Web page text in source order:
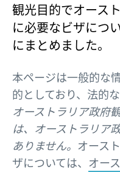
観光目的でオース
に必要なビザにつ
にまとめました。
本ページは一般的な
的としており、法的
オーストラリア政府
は、オーストラリア
ありません。 オース
ザについては、 オー